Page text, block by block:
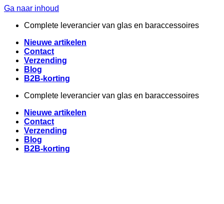
Ga naar inhoud
Complete leverancier van glas en baraccessoires
Nieuwe artikelen
Contact
Verzending
Blog
B2B-korting
Complete leverancier van glas en baraccessoires
Nieuwe artikelen
Contact
Verzending
Blog
B2B-korting